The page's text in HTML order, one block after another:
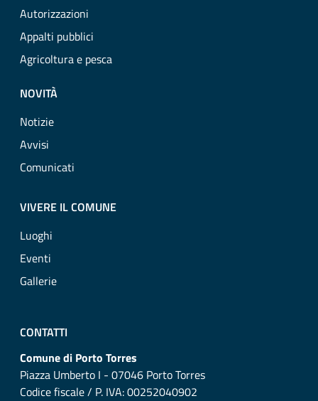
Autorizzazioni
Appalti pubblici
Agricoltura e pesca
NOVITÀ
Notizie
Avvisi
Comunicati
VIVERE IL COMUNE
Luoghi
Eventi
Gallerie
CONTATTI
Comune di Porto Torres
Piazza Umberto I - 07046 Porto Torres
Codice fiscale / P. IVA: 00252040902